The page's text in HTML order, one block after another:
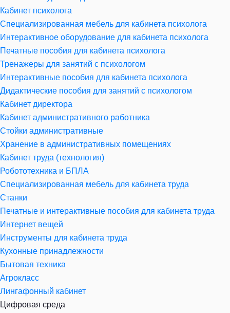
Кабинет психолога
Специализированная мебель для кабинета психолога
Интерактивное оборудование для кабинета психолога
Печатные пособия для кабинета психолога
Тренажеры для занятий с психологом
Интерактивные пособия для кабинета психолога
Дидактические пособия для занятий с психологом
Кабинет директора
Кабинет административного работника
Стойки административные
Хранение в административных помещениях
Кабинет труда (технология)
Робототехника и БПЛА
Специализированная мебель для кабинета труда
Станки
Печатные и интерактивные пособия для кабинета труда
Интернет вещей
Инструменты для кабинета труда
Кухонные принадлежности
Бытовая техника
Агрокласс
Лингафонный кабинет
Цифровая среда